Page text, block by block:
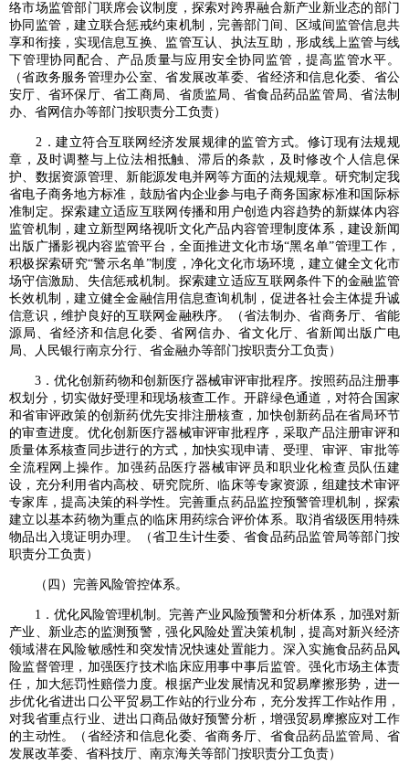
络市场监管部门联席会议制度，探索对跨界融合新产业新业态的部门
协同监管，建立联合惩戒约束机制，完善部门间、区域间监管信息共
享和衔接，实现信息互换、监管互认、执法互助，形成线上监管与线
下管理协同配合、产品质量与应用安全协同监管，提高监管水平。
（省政务服务管理办公室、省发展改革委、省经济和信息化委、省公
安厅、省环保厅、省工商局、省质监局、省食品药品监管局、省法制
办、省网信办等部门按职责分工负责）
2．建立符合互联网经济发展规律的监管方式。修订现有法规规
章，及时调整与上位法相抵触、滞后的条款，及时修改个人信息保
护、数据资源管理、新能源发电并网等方面的法规规章。研究制定我
省电子商务地方标准，鼓励省内企业参与电子商务国家标准和国际标
准制定。探索建立适应互联网传播和用户创造内容趋势的新媒体内容
监管机制，建立新型网络视听文化产品内容管理制度体系，建设新闻
出版广播影视内容监管平台，全面推进文化市场“黑名单”管理工作，
积极探索研究“警示名单”制度，净化文化市场环境，建立健全文化市
场守信激励、失信惩戒机制。探索建立适应互联网条件下的金融监管
长效机制，建立健全金融信用信息查询机制，促进各社会主体提升诚
信意识，维护良好的互联网金融秩序。（省法制办、省商务厅、省能
源局、省经济和信息化委、省网信办、省文化厅、省新闻出版广电
局、人民银行南京分行、省金融办等部门按职责分工负责）
3．优化创新药物和创新医疗器械审评审批程序。按照药品注册事
权划分，切实做好受理和现场核查工作。开辟绿色通道，对符合国家
和省审评政策的创新药优先安排注册核查，加快创新药品在省局环节
的审查进度。优化创新医疗器械审评审批程序，采取产品注册审评和
质量体系核查同步进行的方式，加快实现申请、受理、审评、审批等
全流程网上操作。加强药品医疗器械审评员和职业化检查员队伍建
设，充分利用省内高校、研究院所、临床等专家资源，组建技术审评
专家库，提高决策的科学性。完善重点药品监控预警管理机制，探索
建立以基本药物为重点的临床用药综合评价体系。取消省级医用特殊
物品出入境证明办理。（省卫生计生委、省食品药品监管局等部门按
职责分工负责）
（四）完善风险管控体系。
1．优化风险管理机制。完善产业风险预警和分析体系，加强对新
产业、新业态的监测预警，强化风险处置决策机制，提高对新兴经济
领域潜在风险敏感性和突发情况快速处置能力。深入实施食品药品风
险监督管理，加强医疗技术临床应用事中事后监管。强化市场主体责
任，加大惩罚性赔偿力度。根据产业发展情况和贸易摩擦形势，进一
步优化省进出口公平贸易工作站的行业分布，充分发挥工作站作用，
对我省重点行业、进出口商品做好预警分析，增强贸易摩擦应对工作
的主动性。（省经济和信息化委、省商务厅、省食品药品监管局、省
发展改革委、省科技厅、南京海关等部门按职责分工负责）